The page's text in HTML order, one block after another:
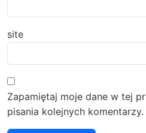
site
Zapamiętaj moje dane w tej
pisania kolejnych komentarzy.